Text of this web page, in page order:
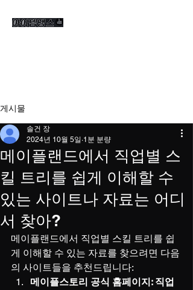
게시물
메이플랜드에서 직업별 스
킬 트리를 쉽게 이해할 수
있는 사이트나 자료는 어디
서 찾아?
솔건 장
2024년 10월 5일 1분 분량
메이플랜드에서 직업별 스킬 트리를 쉽
게 이해할 수 있는 자료를 찾으려면 다음
의 사이트들을 추천드립니다:
메이플스토리 공식 홈페이지: 직업